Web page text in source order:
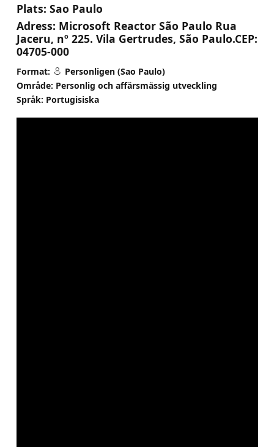
Plats: Sao Paulo
Adress: Microsoft Reactor São Paulo Rua
Jaceru, nº 225. Vila Gertrudes, São Paulo.CEP:
04705-000
Format:
Personligen (Sao Paulo)
Område: Personlig och affärsmässig utveckling
Språk: Portugisiska